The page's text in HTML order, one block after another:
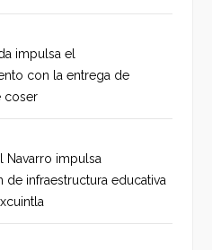
impulsa el
con la entrega de
coser
Navarro impulsa
de infraestructura educativa